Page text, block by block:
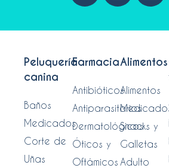
Peluquería
canina
Baños
Medicados
Corte de
Uñas
Farmacia
Antibióticos
Antiparasitarios
Dermatológicos
Óticos y
Oftámicos
Alimentos
Alimentos
Snacks y
Galletas
Adulto